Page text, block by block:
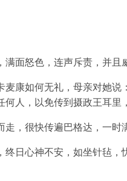
面怒色，连声斥责，并
康如何无礼，母亲对她
人，以免传到摄政王耳
，很快传遍巴格达，一时
终日心神不安，如坐针毡